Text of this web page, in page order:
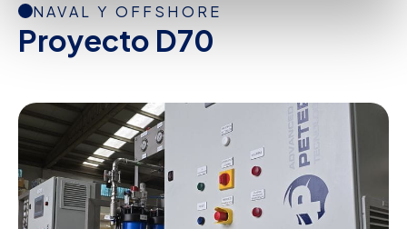
NAVAL Y OFFSHORE
Proyecto D70